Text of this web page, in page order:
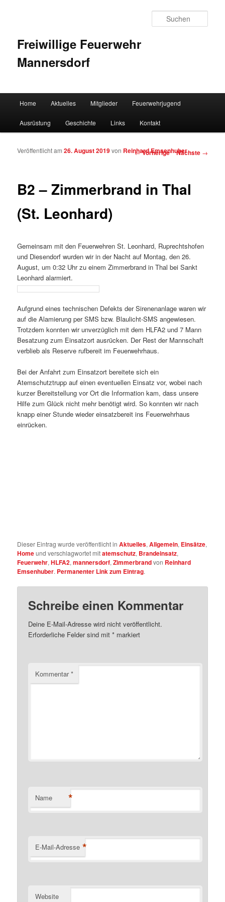
Freiwillige Feuerwehr
Mannersdorf
Zum Inhalt wechseln
Zum sekundären Inhalt wechseln
Home Aktuelles Mitglieder Feuerwehrjugend
Ausrüstung Geschichte Links Kontakt
Artikelnavigation
←Vorherige Nächste →
B2 – Zimmerbrand in Thal
(St. Leonhard)
Veröffentlicht am26. August 2019von Reinhard Emsenhuber
Gemeinsam mit den Feuerwehren St. Leonhard, Ruprechtshofen
und Diesendorf wurden wir in der Nacht auf Montag, den 26.
August, um 0:32 Uhr zu einem Zimmerbrand in Thal bei Sankt
Leonhard alarmiert.
Aufgrund eines technischen Defekts der Sirenenanlage waren wir
auf die Alamierung per SMS bzw. Blaulicht-SMS angewiesen.
Trotzdem konnten wir unverzüglich mit dem HLFA2 und 7 Mann
Besatzung zum Einsatzort ausrücken. Der Rest der Mannschaft
verblieb als Reserve rufbereit im Feuerwehrhaus.
Bei der Anfahrt zum Einsatzort bereitete sich ein
Atemschutztrupp auf einen eventuellen Einsatz vor, wobei nach
kurzer Bereitstellung vor Ort die Information kam, dass unsere
Hilfe zum Glück nicht mehr benötigt wird. So konnten wir nach
knapp einer Stunde wieder einsatzbereit ins Feuerwehrhaus
einrücken.
Dieser Eintrag wurde veröffentlicht inAktuelles,Allgemein, Einsätze,
Homeund verschlagwortet mitatemschutz, Brandeinsatz,
Feuerwehr,HLFA2,mannersdorf,Zimmerbrandvon Reinhard
Emsenhuber. Permanenter Link zum Eintrag.
Schreibe einen Kommentar
Deine E-Mail-Adresse wird nicht veröffentlicht.
Erforderliche Felder sind mit* markiert
Kommentar*
Name *
E-Mail-Adresse *
Website